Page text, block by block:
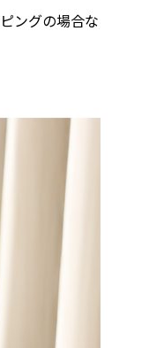
ングの場合な